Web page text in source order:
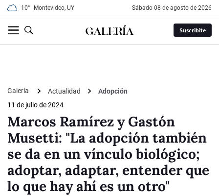
10° Montevideo, UY sábado 08 de agosto de 2026
Suscribite
Galería Actualidad
Adopción
11 de julio de 2024
Marcos Ramírez y Gastón
Musetti: "La adopción también
se da en un vínculo biológico;
adoptar, adaptar, entender que
lo que hay ahí es un otro"